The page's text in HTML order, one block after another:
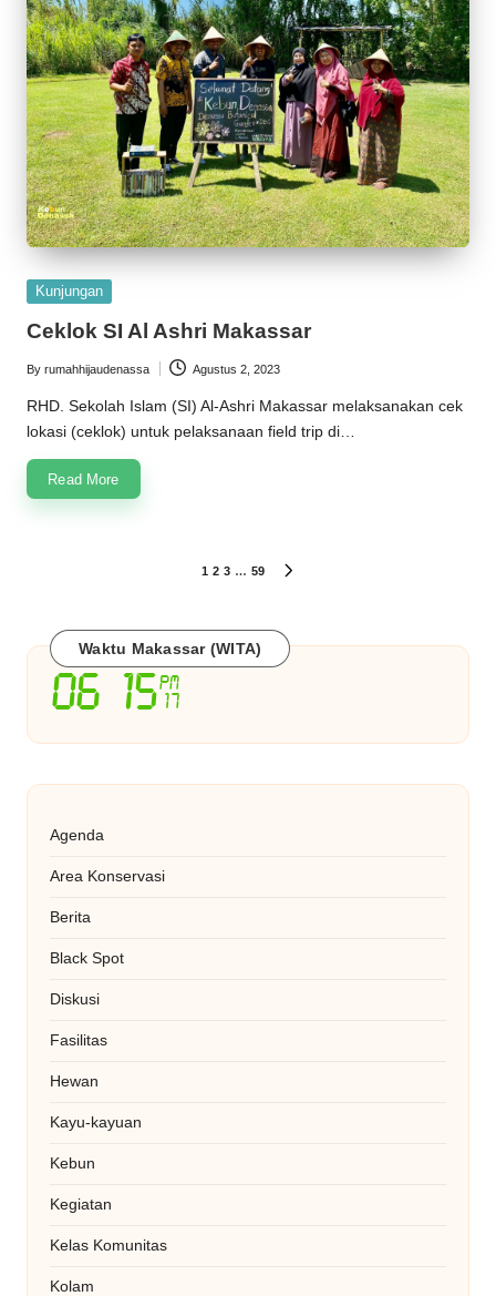
Posted
Kunjungan
Ceklok SI Al Ashri Makassar
Posted
by
By rumahhijaudenassa Agustus 2, 2023
RHD. Sekolah Islam (SI) Al-Ashri Makassar melaksanakan cek
lokasi (ceklok) untuk pelaksanaan field trip di…
Read More
1 2 3 … 59
Waktu Makassar (WITA)
Agenda
Area Konservasi
Berita
Black Spot
Diskusi
Fasilitas
Hewan
Kayu-kayuan
Kebun
Kegiatan
Kelas Komunitas
Kolam